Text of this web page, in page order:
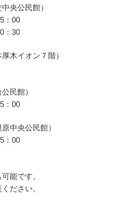
央公民館）
：00
：30
木イオン７階）
民館）
：00
中央公民館）
：00
能です。
ださい。